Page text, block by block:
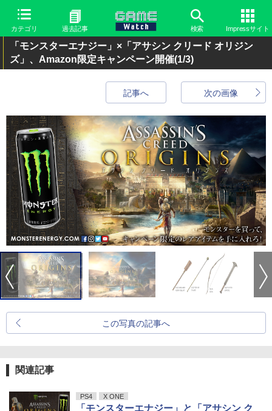
カテゴリ 過去記事 検索 Impressサイト
「モンスターエナジー」×「アサシン クリード オリジン
ズ」、Amazon限定キャンペーン開催(1/3)
次の画像
記事へ
この写真の記事へ
関連記事
PS4 X ONE
「モンスターエナジー」と「アサシン ク